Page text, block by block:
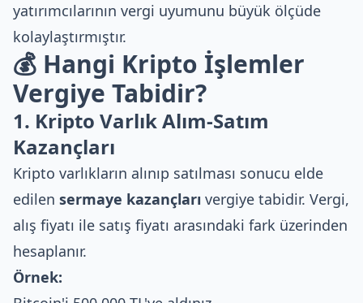
yatırımcılarının vergi uyumunu büyük ölçüde
kolaylaştırmıştır.
💰 Hangi Kripto İşlemler
Vergiye Tabidir?
1. Kripto Varlık Alım-Satım
Kazançları
Kripto varlıkların alınıp satılması sonucu elde
edilen sermaye kazançları vergiye tabidir. Vergi,
alış fiyatı ile satış fiyatı arasındaki fark üzerinden
hesaplanır.
Örnek: